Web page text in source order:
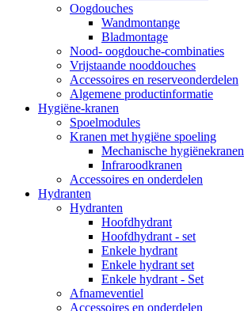
Oogdouches
Wandmontange
Bladmontage
Nood- oogdouche-combinaties
Vrijstaande nooddouches
Accessoires en reserveonderdelen
Algemene productinformatie
Hygiëne-kranen
Spoelmodules
Kranen met hygiëne spoeling
Mechanische hygiënekranen
Infraroodkranen
Accessoires en onderdelen
Hydranten
Hydranten
Hoofdhydrant
Hoofdhydrant - set
Enkele hydrant
Enkele hydrant set
Enkele hydrant - Set
Afnameventiel
Accessoires en onderdelen